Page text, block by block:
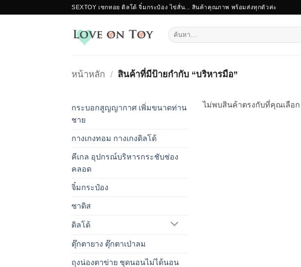
SEXTOY เซกทอย ดิลโด้ จิ๋มกระป๋อง ไข่สั่น... สินค้าคุณภาพ พร้อมส่งทุกตัวค่ะ
ค้นหา:
หน้าหลัก / สินค้าที่มีป้ายกำกับ “บริหารมือ”
กระบอกสูญญากาศ เพิ่มขนาดท่าน
ชาย
กางเกงทอม กางเกงดิลโด้
คีเกล อุปกรณ์บริหารกระชับช่อง
คลอด
จิ๋มกระป๋อง
ซาดิส
ดิลโด้
ตุ๊กตายาง ตุ๊กตาเป่าลม
ถุงน่องตาข่าย ชุดนอนไม่ได้นอน
ไม่พบสินค้าตรงกับที่คุณเลือก